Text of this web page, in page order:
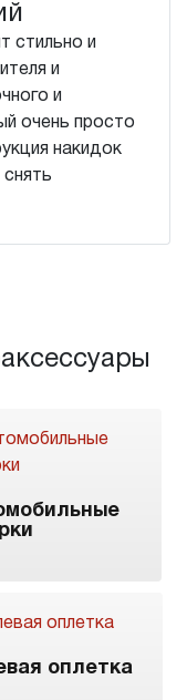
стильно и
и
и
очень просто
накидок
снять
оплетка